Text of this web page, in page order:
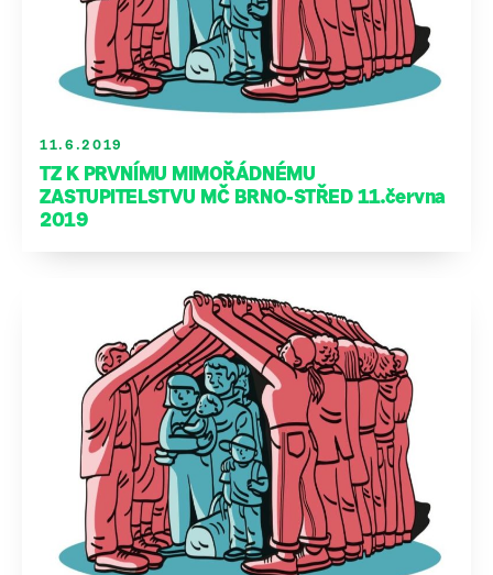
11.6.2019
TZ K PRVNÍMU MIMOŘÁDNÉMU
ZASTUPITELSTVU MČ BRNO-STŘED 11.června
2019